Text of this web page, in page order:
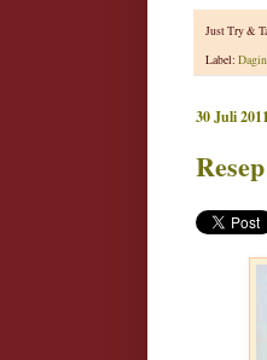
Just Try &
Label:
30 Juli 2011